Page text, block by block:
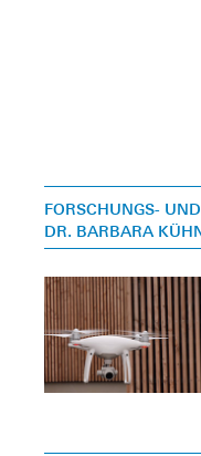
FORSCHUNGS-
DR. BARBARA